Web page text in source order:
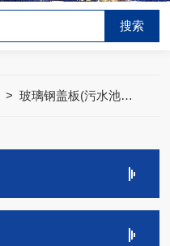
>玻璃钢盖板(污水池加盖)